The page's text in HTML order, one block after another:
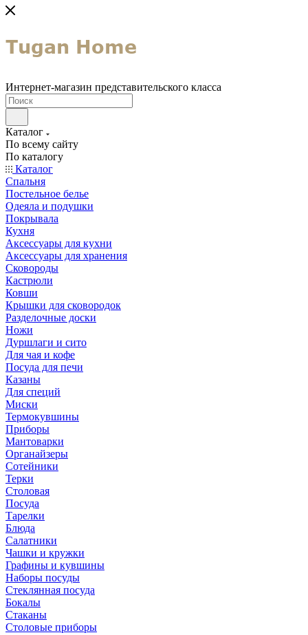
Интернет-магазин представительского класса
Каталог
По всему сайту
По каталогу
Каталог
Спальня
Постельное белье
Одеяла и подушки
Покрывала
Кухня
Аксессуары для кухни
Аксессуары для хранения
Сковороды
Кастрюли
Ковши
Крышки для сковородок
Разделочные доски
Ножи
Дуршлаги и сито
Для чая и кофе
Посуда для печи
Казаны
Для специй
Миски
Термокувшины
Приборы
Мантоварки
Органайзеры
Сотейники
Терки
Столовая
Посуда
Тарелки
Блюда
Салатники
Чашки и кружки
Графины и кувшины
Наборы посуды
Стеклянная посуда
Бокалы
Стаканы
Столовые приборы